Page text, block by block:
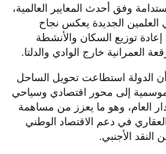
وفق أحدث المعايير العالمية،
الجديدة يعكس نجاح
إعادة توزيع السكان والأنشطة
العمرانية خارج الوادي والدلتا.
أن الدولة استطاعت تحويل الساحل
إلى محور اقتصادي وسياحي
العام، وهو ما يعزز من مساهمة
في دعم الاقتصاد الوطني
النقد الأجنبي.